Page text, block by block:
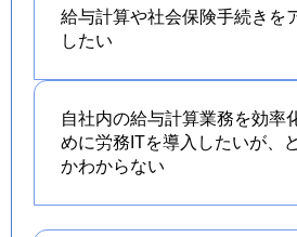
給与計算や社会保険手続きを
したい
自社内の給与計算業務を効率
めに労務ITを導入したいが、
かわからない